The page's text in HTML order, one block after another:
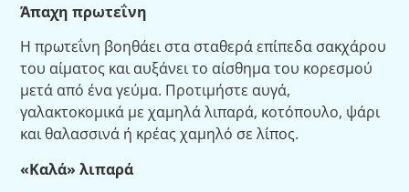
Άπαχη πρωτεΐνη
Η πρωτεΐνη βοηθάει στα σταθερά επίπεδα σακχάρου
του αίματος και αυξάνει το αίσθημα του κορεσμού
μετά από ένα γεύμα. Προτιμήστε αυγά,
γαλακτοκομικά με χαμηλά λιπαρά, κοτόπουλο, ψάρι
και θαλασσινά ή κρέας χαμηλό σε λίπος.
«Καλά» λιπαρά